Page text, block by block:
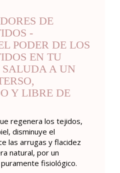
DE
-
PODER DE LOS
EN TU
SALUDA A UN
Y LIBRE DE
regenera los tejidos,
disminuye el
las arrugas y flacidez
natural, por un
fisiológico.